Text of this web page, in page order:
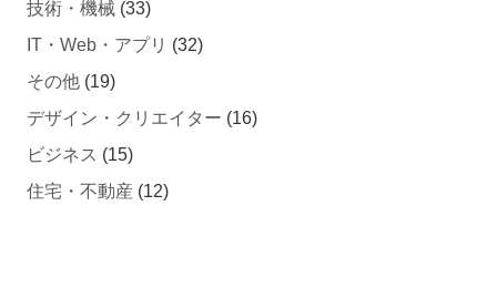
IT・Web・アプリ
その他(19)
デザイン・クリエイター
ビジネス (15)
住宅・不動産